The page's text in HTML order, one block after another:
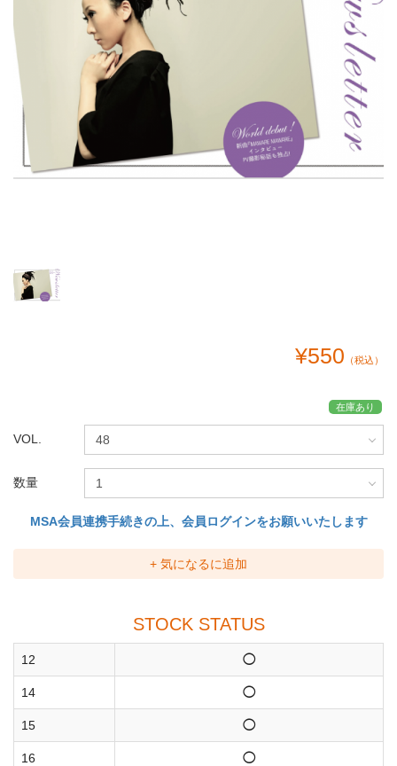
¥550 （税込）
在庫あり
VOL.
数量
MSA会員連携手続きの上、会員ログインをお願いいたします
+ 気になるに追加
STOCK STATUS
12 ◯
14 ◯
15 ◯
16 ◯